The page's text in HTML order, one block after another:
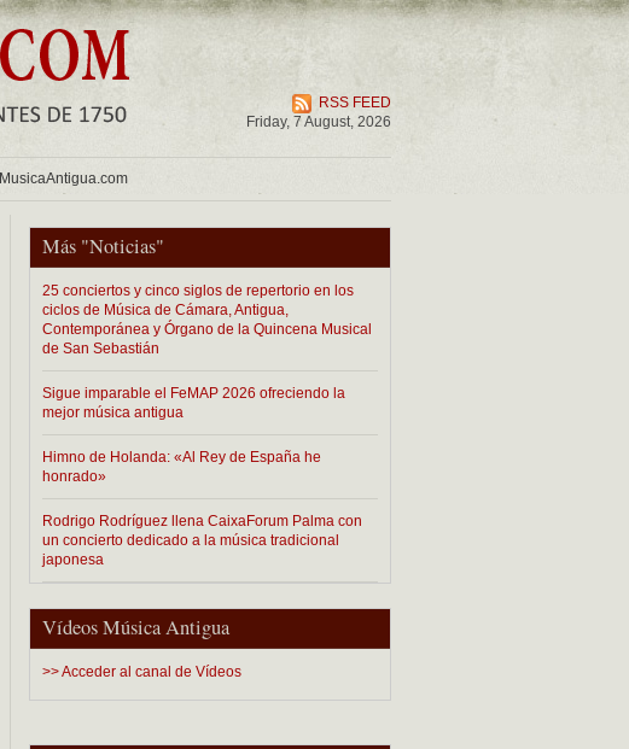
RSS FEED
Friday, 7 August, 2026
MusicaAntigua.com
Más "Noticias"
25 conciertos y cinco siglos de repertorio en los
ciclos de Música de Cámara, Antigua,
Contemporánea y Órgano de la Quincena Musical
de San Sebastián
Sigue imparable el FeMAP 2026 ofreciendo la
mejor música antigua
Himno de Holanda: «Al Rey de España he
honrado»
Rodrigo Rodríguez llena CaixaForum Palma con
un concierto dedicado a la música tradicional
japonesa
Vídeos Música Antigua
>> Acceder al canal de Vídeos